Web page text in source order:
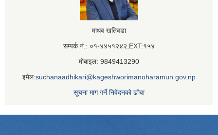
माधव खतिवडा
सम्पर्क नं.: ०१-४४५१२४२,EXT:१५४
मोबाइल: 9849413290
इमेल:suchanaadhikari@kageshworimanoharamun.gov.np
सूचना माग गर्ने निवेदनको ढाँचा